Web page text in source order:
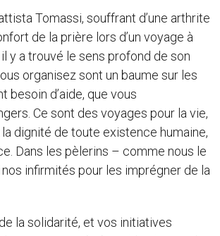
Tomassi, souffrant d’une arthrite
de la prière lors d’un voyage à
y a trouvé le sens profond de son
organisez sont un baume sur les
besoin d’aide, que vous
Ce sont des voyages pour la vie,
dignité de toute existence humaine,
Dans les pèlerins – comme nous le
infirmités pour les imprégner de la
la solidarité, et vos initiatives